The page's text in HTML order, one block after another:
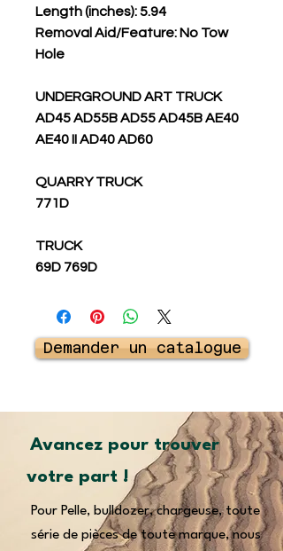
Length (inches): 5.94
Removal Aid/Feature: No Tow
Hole
UNDERGROUND ART TRUCK
AD45 AD55B AD55 AD45B AE40
AE40 II AD40 AD60
QUARRY TRUCK
771D
TRUCK
69D 769D
Demander un catalogue
Avancez pour trouver
votre part !
Pour Pelle, bulldozer, chargeuse, toute
série de pièces de toute marque, nous